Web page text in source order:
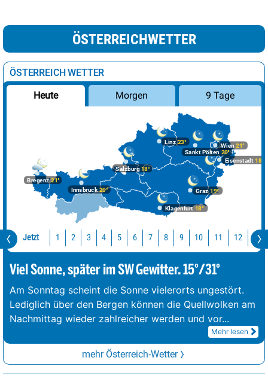
ÖSTERREICHWETTER
ÖSTERREICH WETTER
Heute Morgen 9 Tage
Bregenz21°
Graz19°
Innsbruck20°
Klagenfurt 18°
Linz23°
Salzburg18°
Wien 21°
Eisenstadt 18°
Sankt Pölten 20°
Jetzt 1 2 3 4 5 6 7 8 9 10 11 12 13
Viel Sonne, später im SW Gewitter. 15°/31°
Am Sonntag scheint die Sonne vielerorts ungestört.
Lediglich über den Bergen können die Quellwolken am
Nachmittag wieder zahlreicher werden und vor...
Mehr lesen
mehr Österreich-Wetter